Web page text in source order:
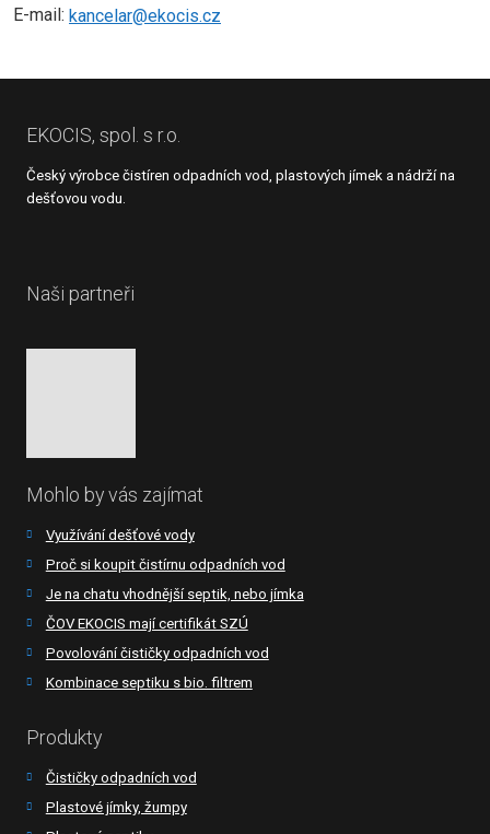
E-mail: kancelar@ekocis.cz
EKOCIS, spol. s r.o.
Český výrobce čistíren odpadních vod, plastových jímek a nádrží na
dešťovou vodu.
Naši partneři
Mohlo by vás zajímat
Využívání dešťové vody
Proč si koupit čistírnu odpadních vod
Je na chatu vhodnější septik, nebo jímka
ČOV EKOCIS mají certifikát SZÚ
Povolování čističky odpadních vod
Kombinace septiku s bio. filtrem
Produkty
Čističky odpadních vod
Plastové jímky, žumpy